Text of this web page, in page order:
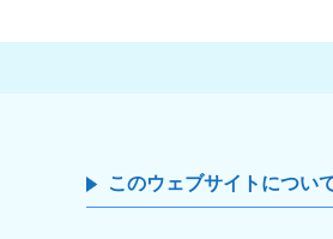
このウェブサイトについ